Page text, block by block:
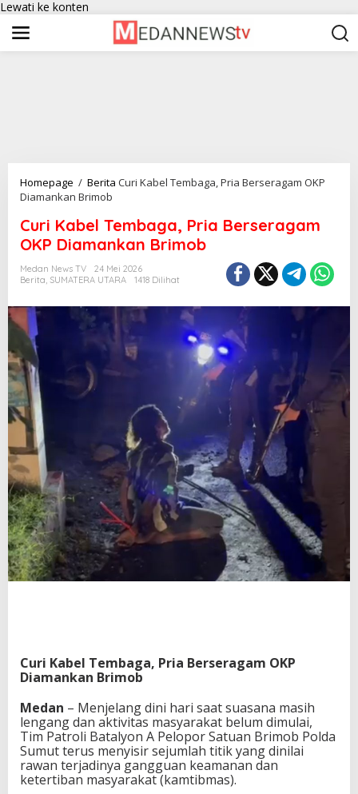
Lewati ke konten
Homepage / Berita Curi Kabel Tembaga, Pria Berseragam OKP
Diamankan Brimob
Curi Kabel Tembaga, Pria Berseragam
OKP Diamankan Brimob
Medan News TV
24 Mei 2026
Berita, SUMATERA UTARA 1418 Dilihat
Curi Kabel Tembaga, Pria Berseragam OKP
Diamankan Brimob
Medan – Menjelang dini hari saat suasana masih
lengang dan aktivitas masyarakat belum dimulai,
Tim Patroli Batalyon A Pelopor Satuan Brimob Polda
Sumut terus menyisir sejumlah titik yang dinilai
rawan terjadinya gangguan keamanan dan
ketertiban masyarakat (kamtibmas).